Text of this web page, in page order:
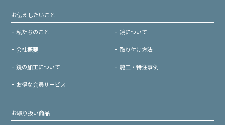
お伝えしたいこと
私たちのこと 鏡について
会社概要 取り付け方法
鏡の加工について 施工・特注事例
お得な会員サービス
お取り扱い商品